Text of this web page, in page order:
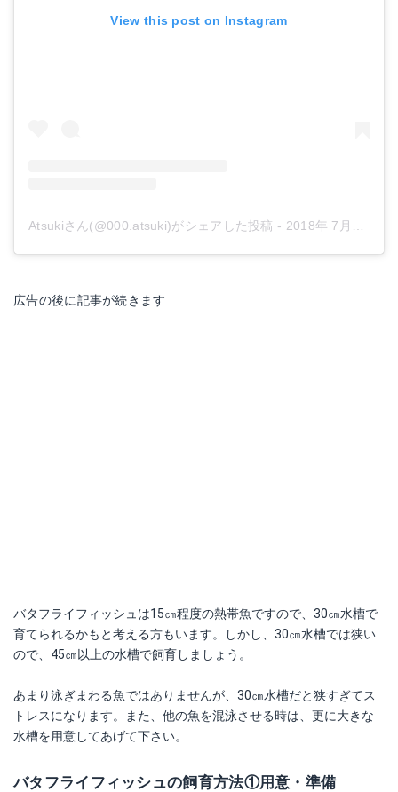
View this post on Instagram
Atsukiさん(@000.atsuki)がシェアした投稿 - 2018年 7月月20日午前3時20分PDT
広告の後に記事が続きます
バタフライフィッシュは15㎝程度の熱帯魚ですので、30㎝水槽で
育てられるかもと考える方もいます。しかし、30㎝水槽では狭い
ので、45㎝以上の水槽で飼育しましょう。
あまり泳ぎまわる魚ではありませんが、30㎝水槽だと狭すぎてス
トレスになります。また、他の魚を混泳させる時は、更に大きな
水槽を用意してあげて下さい。
バタフライフィッシュの飼育方法①用意・準備